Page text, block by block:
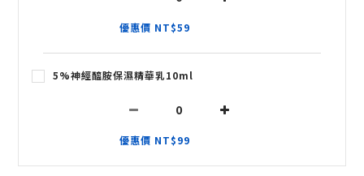
優惠價 NT$59
5%神經醯胺保濕精華乳10ml
優惠價 NT$99